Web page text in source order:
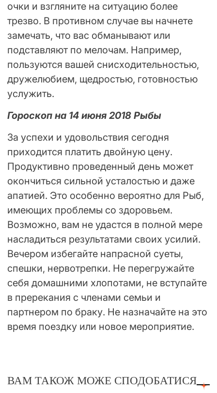
очки и взгляните на ситуацию более
трезво. В противном случае вы начнете
замечать, что вас обманывают или
подставляют по мелочам. Например,
пользуются вашей снисходительностью,
дружелюбием, щедростью, готовностью
услужить.
Гороскоп на 14 июня 2018 Рыбы
За успехи и удовольствия сегодня
приходится платить двойную цену.
Продуктивно проведенный день может
окончиться сильной усталостью и даже
апатией. Это особенно вероятно для Рыб,
имеющих проблемы со здоровьем.
Возможно, вам не удастся в полной мере
насладиться результатами своих усилий.
Вечером избегайте напрасной суеты,
спешки, нервотрепки. Не перегружайте
себя домашними хлопотами, не вступайте
в пререкания с членами семьи и
партнером по браку. Не назначайте на это
время поездку или новое мероприятие.
ВАМ ТАКОЖ МОЖЕ СПОДОБАТИСЯ